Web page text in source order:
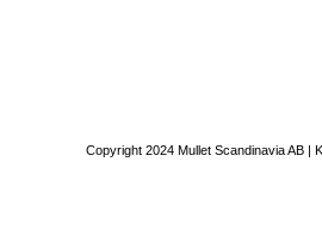
Copyright 2024 Mullet Scandinavia AB |